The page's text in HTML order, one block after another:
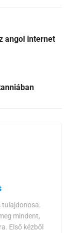
angol internet
tulajdonosa.
mindent,
Első kézből